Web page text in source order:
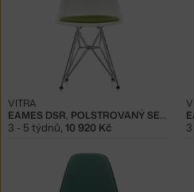
EAMES DSR, POLSTROVANÝ SEDÁK
VITRA
3 - 5 týdnů 10 920 Kč